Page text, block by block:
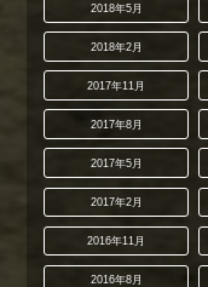
2018年5月
2018年2月
2017年11月
2017年8月
2017年5月
2017年2月
2016年11月
2016年8月